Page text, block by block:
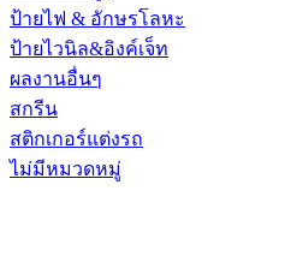
ป้ายไฟ & อักษรโลหะ
ป้ายไวนิล&อิงค์เจ็ท
ผลงานอื่นๆ
สกรีน
สติกเกอร์แต่งรถ
ไม่มีหมวดหมู่